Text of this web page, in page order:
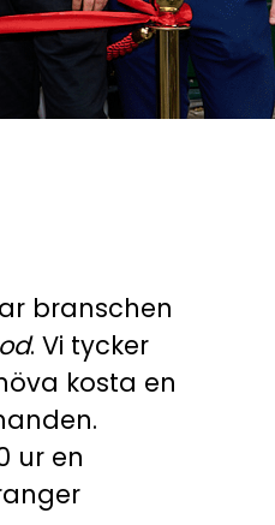
branschen
. Vi tycker
kosta en
ur en